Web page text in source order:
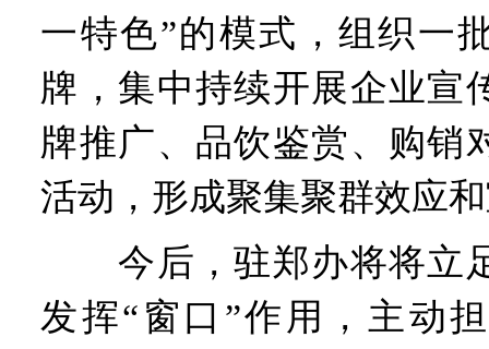
一特色”的模式，组织一
牌，集中持续开展企业宣
牌推广、品饮鉴赏、购销
活动，形成聚集聚群效应
今后，驻郑办将将立
发挥“窗口”作用，主动